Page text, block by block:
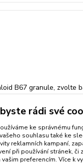
rádi své
ke správnému
souhlasu také ke
reklamních kampaní,
při používání stránek, či
preferencím. Více k